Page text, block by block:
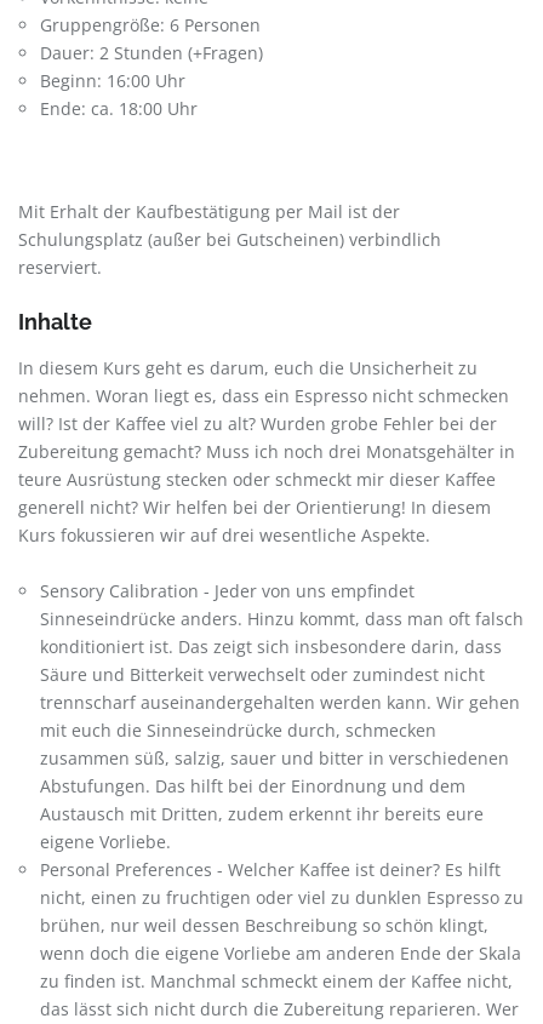
Gruppengröße: 6 Personen
Dauer: 2 Stunden (+Fragen)
Beginn: 16:00 Uhr
Ende: ca. 18:00 Uhr
Mit Erhalt der Kaufbestätigung per Mail ist der
Schulungsplatz (außer bei Gutscheinen) verbindlich
reserviert.
Inhalte
In diesem Kurs geht es darum, euch die Unsicherheit zu
nehmen. Woran liegt es, dass ein Espresso nicht schmecken
will? Ist der Kaffee viel zu alt? Wurden grobe Fehler bei der
Zubereitung gemacht? Muss ich noch drei Monatsgehälter in
teure Ausrüstung stecken oder schmeckt mir dieser Kaffee
generell nicht? Wir helfen bei der Orientierung! In diesem
Kurs fokussieren wir auf drei wesentliche Aspekte.
Sensory Calibration - Jeder von uns empfindet
Sinneseindrücke anders. Hinzu kommt, dass man oft falsch
konditioniert ist. Das zeigt sich insbesondere darin, dass
Säure und Bitterkeit verwechselt oder zumindest nicht
trennscharf auseinandergehalten werden kann. Wir gehen
mit euch die Sinneseindrücke durch, schmecken
zusammen süß, salzig, sauer und bitter in verschiedenen
Abstufungen. Das hilft bei der Einordnung und dem
Austausch mit Dritten, zudem erkennt ihr bereits eure
eigene Vorliebe.
Personal Preferences - Welcher Kaffee ist deiner? Es hilft
nicht, einen zu fruchtigen oder viel zu dunklen Espresso zu
brühen, nur weil dessen Beschreibung so schön klingt,
wenn doch die eigene Vorliebe am anderen Ende der Skala
zu finden ist. Manchmal schmeckt einem der Kaffee nicht,
das lässt sich nicht durch die Zubereitung reparieren. Wer